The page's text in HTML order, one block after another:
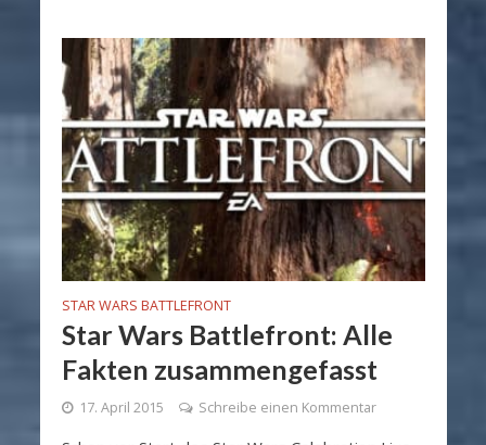
STAR WARS BATTLEFRONT
Star Wars Battlefront: Alle
Fakten zusammengefasst
17. April 2015 Schreibe einen Kommentar